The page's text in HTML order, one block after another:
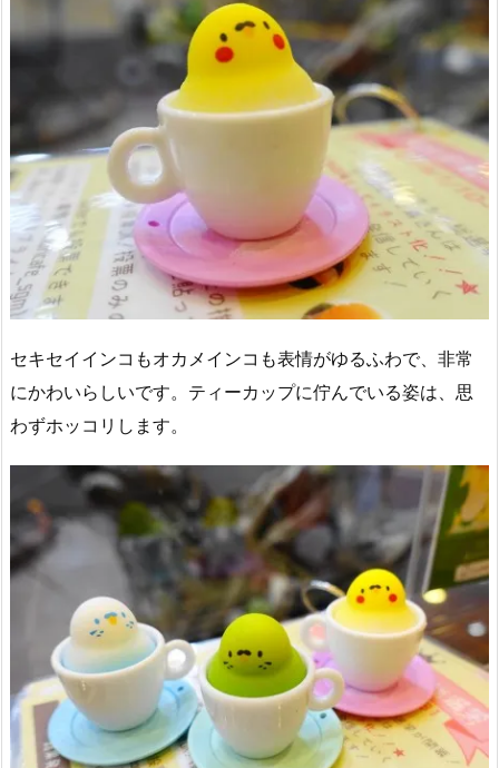
セキセイインコもオカメインコも表情がゆるふわで、非常
にかわいらしいです。ティーカップに佇んでいる姿は、思
わずホッコリします。